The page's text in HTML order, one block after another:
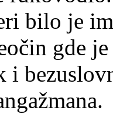
bilo je
gde
i